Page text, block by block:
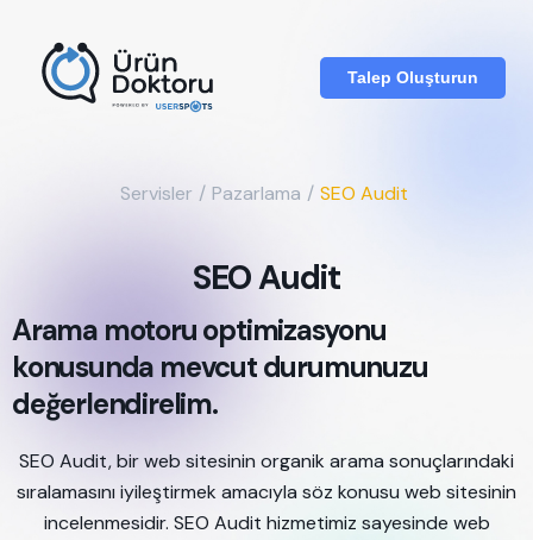
Talep Oluşturun
Servisler / Pazarlama / SEO Audit
SEO Audit
Arama motoru optimizasyonu
konusunda mevcut durumunuzu
değerlendirelim.
SEO Audit, bir web sitesinin organik arama sonuçlarındaki
sıralamasını iyileştirmek amacıyla söz konusu web sitesinin
incelenmesidir. SEO Audit hizmetimiz sayesinde web